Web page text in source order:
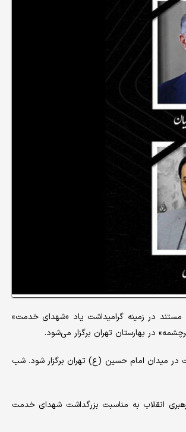
در زمینه گرامیداشت یاد «شهدای خدمت»
در بهارستان تهران برگزار می‌شود.
مراسم سالگرد نیز تصمیم گرفته شده است که مراسم ۲۵ اردیبهشت در میدان امام حسین (ع) تهران برگزار شود. شب
در محضر رهبری انقلاب به مناسبت بزرگداشت شهدای خدمت